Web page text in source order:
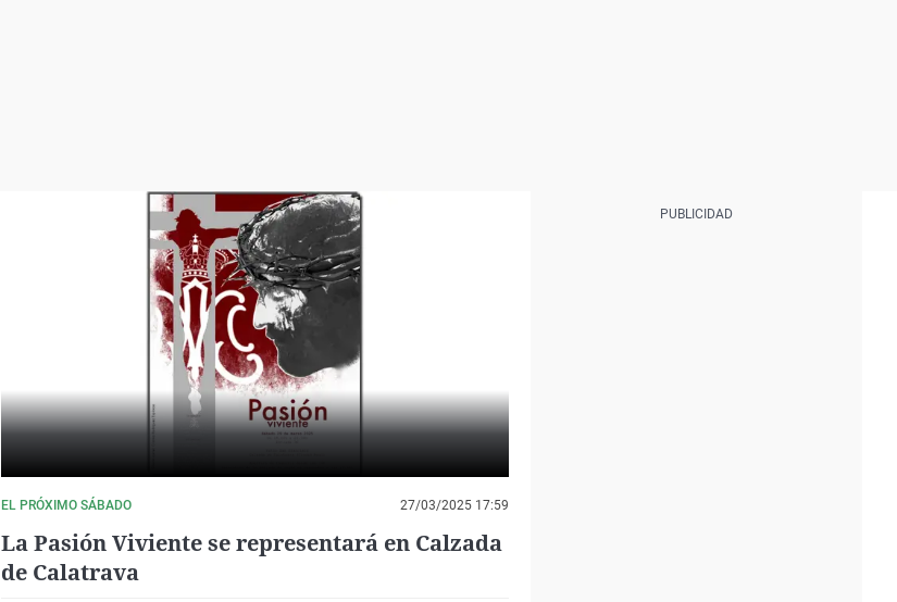
EL PRÓXIMO SÁBADO 27/03/2025 17:59
La Pasión Viviente se representará en Calzada
de Calatrava